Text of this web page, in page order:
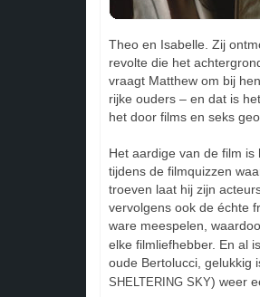
Theo en Isabelle. Zij
revolte die het
vraagt Matthew om bij
rijke ouders – en dat is
het door films en seks
Het aardige van de film is
tijdens de filmquizzen
troeven laat hij zijn
vervolgens ook de échte
ware meespelen,
elke filmliefhebber. En al
oude Bertolucci, gelukkig
SHELTERING SKY) weer